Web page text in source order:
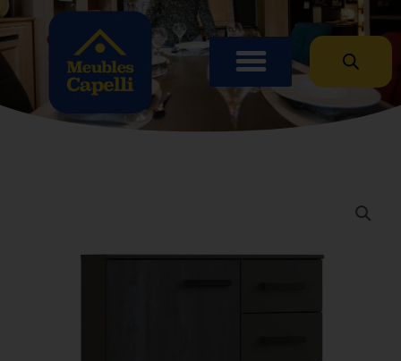
Panneau de gestion des cookies